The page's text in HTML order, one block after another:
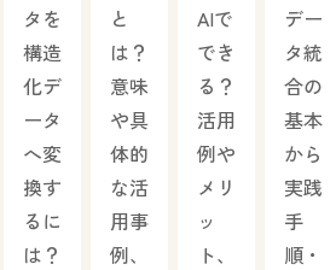
タを
構造
化デ
ータ
へ変
換す
るに
は？
と
は？
意味
や具
体的
な活
用事
例、
AIで
でき
る？
活用
例や
メリ
ッ
ト、
デー
タ統
合の
基本
から
実践
手
順・